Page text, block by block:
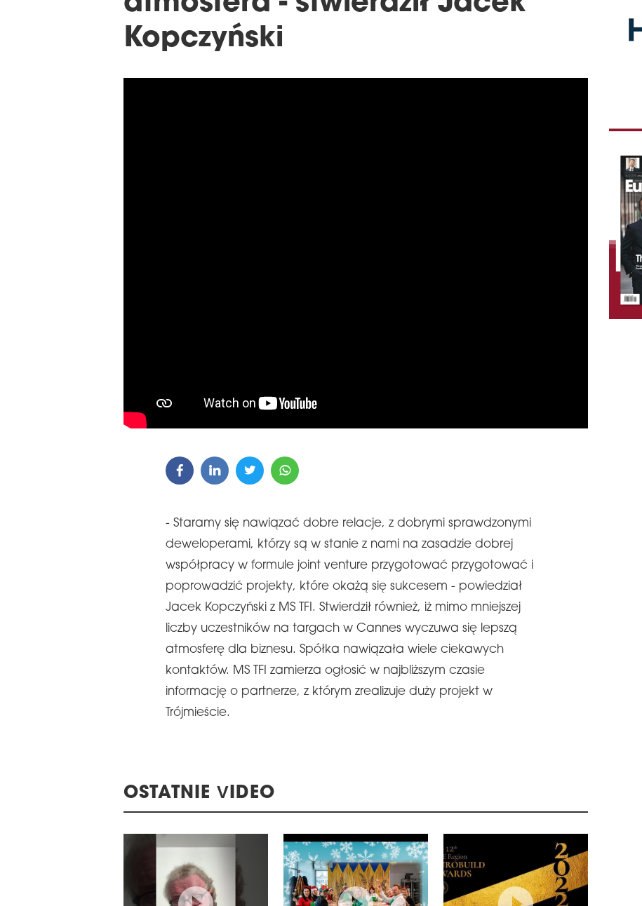
Kopczyński
- Staramy się nawiązać dobre relacje, z dobrymi sprawdzonymi
deweloperami, którzy są w stanie z nami na zasadzie dobrej
współpracy w formule joint venture przygotować przygotować i
poprowadzić projekty, które okażą się sukcesem - powiedział
Jacek Kopczyński z MS TFI. Stwierdził również, iż mimo mniejszej
liczby uczestników na targach w Cannes wyczuwa się lepszą
atmosferę dla biznesu. Spółka nawiązała wiele ciekawych
kontaktów. MS TFI zamierza ogłosić w najbliższym czasie
informację o partnerze, z którym zrealizuje duży projekt w
Trójmieście.
OSTATNIE VIDEO